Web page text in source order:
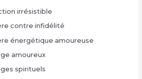
irrésistible
contre infidélité
énergétique amoureuse
amoureux
spirituels